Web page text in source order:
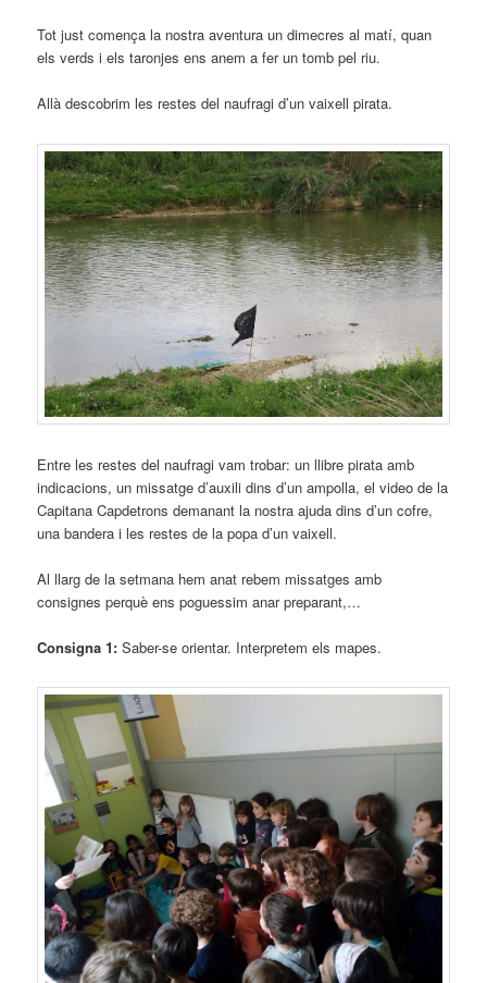
Tot just comença la nostra aventura un dimecres al matí, quan
els verds i els taronjes ens anem a fer un tomb pel riu.
Allà descobrim les restes del naufragi d’un vaixell pirata.
Entre les restes del naufragi vam trobar: un llibre pirata amb
indicacions, un missatge d’auxili dins d’un ampolla, el video de la
Capitana Capdetrons demanant la nostra ajuda dins d’un cofre,
una bandera i les restes de la popa d’un vaixell.
Al llarg de la setmana hem anat rebem missatges amb
consignes perquè ens poguessim anar preparant,…
Consigna 1: Saber-se orientar. Interpretem els mapes.